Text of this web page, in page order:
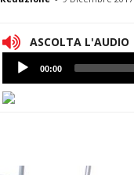
ASCOLTA L'AUDIO
Lettore
Audio
00:00